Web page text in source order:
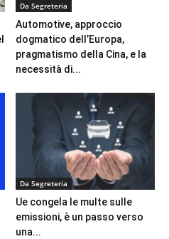
Da Segreteria
Automotive, approccio
dogmatico dell’Europa,
pragmatismo della Cina, e la
necessità di...
Da Segreteria
Ue congela le multe sulle
emissioni, è un passo verso
una...